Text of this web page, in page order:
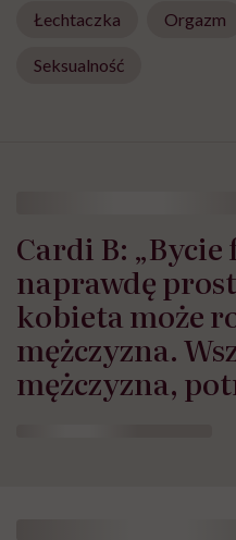
Łechtaczka Orgazm
Seksualność
Cardi B:
naprawdę
kobieta może
mężczyzna.
mężczyzna,